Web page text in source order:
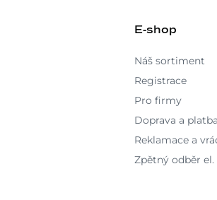
E-shop
Náš sortiment
Registrace
Pro firmy
Doprava a platba
Reklamace a
Zpětný odběr el.